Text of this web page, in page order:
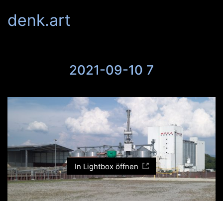
denk.art
2021-09-10 7
In Lightbox öffnen